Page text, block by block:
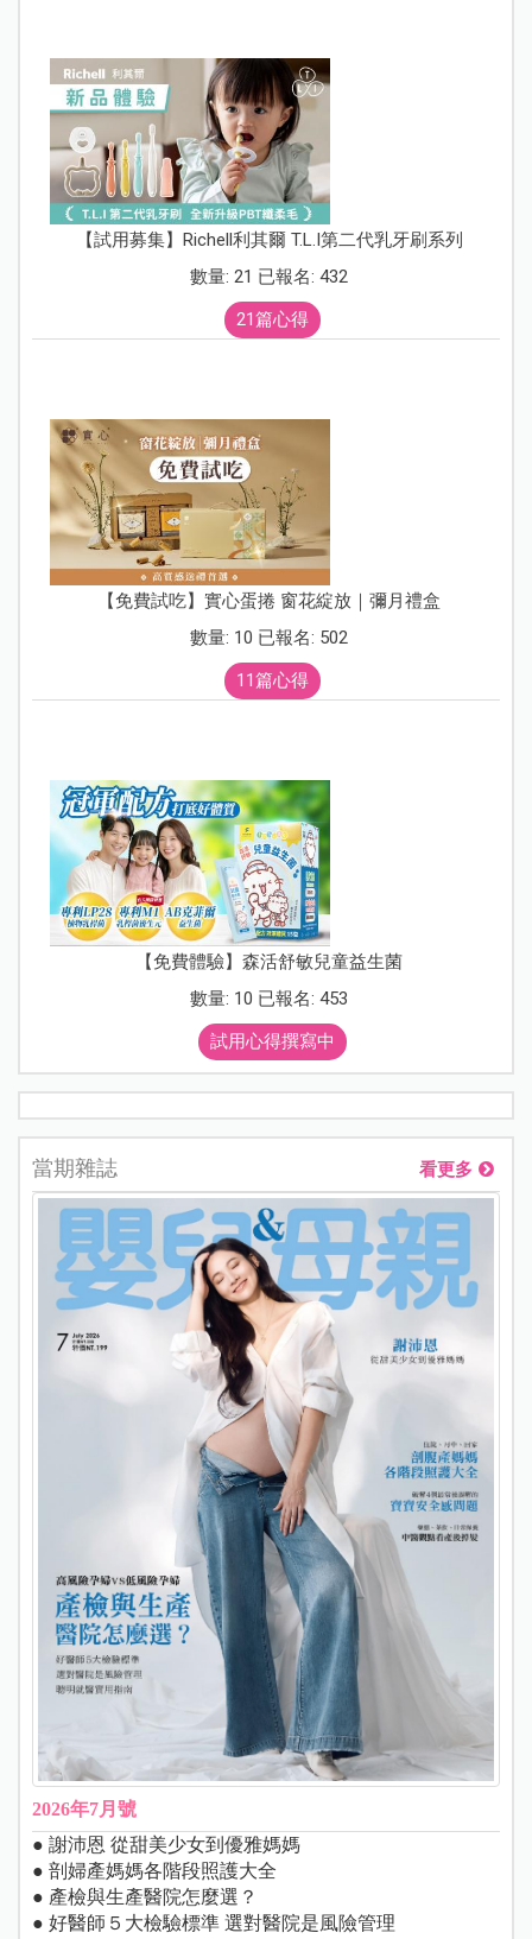
【試用募集】Richell利其爾 T.L.I第二代乳牙刷系列
數量: 21 已報名: 432
21篇心得
【免費試吃】實心蛋捲 窗花綻放｜彌月禮盒
數量: 10 已報名: 502
11篇心得
【免費體驗】森活舒敏兒童益生菌
數量: 10 已報名: 453
試用心得撰寫中
當期雜誌 看更多
2026年7月號
● 謝沛恩 從甜美少女到優雅媽媽
● 剖婦產媽媽各階段照護大全
● 產檢與生產醫院怎麼選？
● 好醫師５大檢驗標準 選對醫院是風險管理